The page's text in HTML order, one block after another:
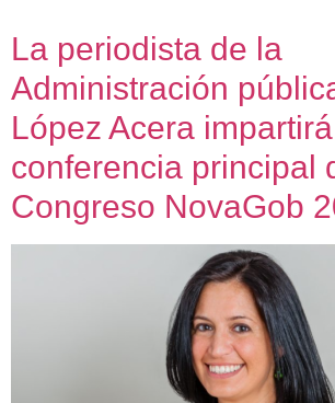
La periodista de la
Administración
López Acera
conferencia principal
Congreso NovaGob